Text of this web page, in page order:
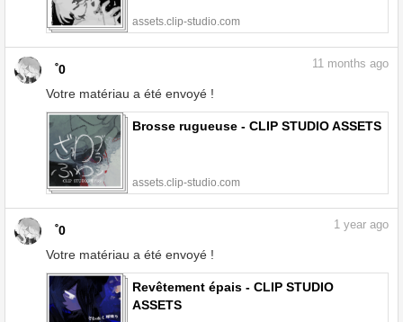
assets.clip-studio.com
゜0
Votre matériau a été envoyé !
11 months ago
Brosse rugueuse - CLIP STUDIO ASSETS
assets.clip-studio.com
゜0
Votre matériau a été envoyé !
1 year ago
Revêtement épais - CLIP STUDIO
ASSETS